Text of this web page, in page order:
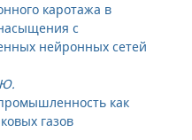
каротажа в
с
нейронных сетей
как
газов